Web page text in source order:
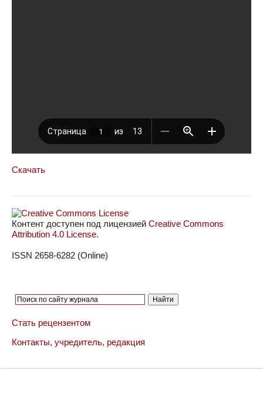
Скачать
Контент доступен под лицензией Creative Commons
Attribution 4.0 License.
ISSN 2658-6282 (Online)
Стать рецензентом
Контакты, учредитель, редакция